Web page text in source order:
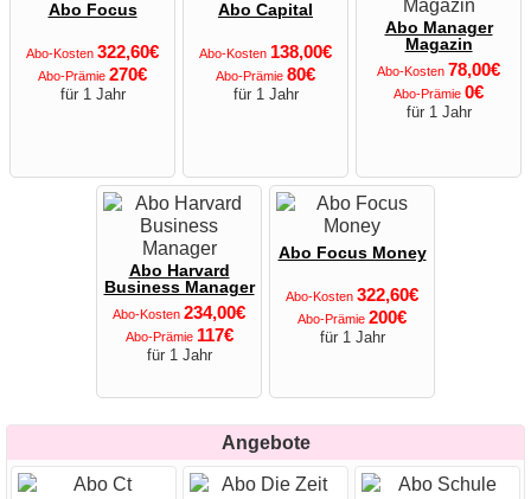
Abo Focus
Abo-Kosten 322,60€
Abo-Prämie 270€
für 1 Jahr
Abo Capital
Abo-Kosten 138,00€
Abo-Prämie 80€
für 1 Jahr
Abo Manager
Magazin
Abo-Kosten 78,00€
Abo-Prämie 0€
für 1 Jahr
Abo Harvard
Business Manager
Abo-Kosten 234,00€
Abo-Prämie 117€
für 1 Jahr
Abo Focus Money
Abo-Kosten 322,60€
Abo-Prämie 200€
für 1 Jahr
Angebote